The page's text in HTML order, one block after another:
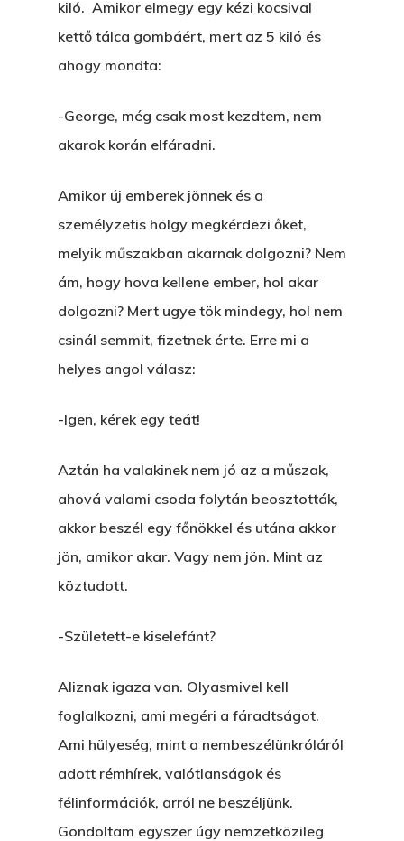
kiló. Amikor elmegy egy kézi kocsival
kettő tálca gombáért, mert az 5 kiló és
ahogy mondta:
-George, még csak most kezdtem, nem
akarok korán elfáradni.
Amikor új emberek jönnek és a
személyzetis hölgy megkérdezi őket,
melyik műszakban akarnak dolgozni? Nem
ám, hogy hova kellene ember, hol akar
dolgozni? Mert ugye tök mindegy, hol nem
csinál semmit, fizetnek érte. Erre mi a
helyes angol válasz:
-Igen, kérek egy teát!
Aztán ha valakinek nem jó az a műszak,
ahová valami csoda folytán beosztották,
akkor beszél egy főnökkel és utána akkor
jön, amikor akar. Vagy nem jön. Mint az
köztudott.
-Született-e kiselefánt?
Aliznak igaza van. Olyasmivel kell
foglalkozni, ami megéri a fáradtságot.
Ami hülyeség, mint a nembeszélünkróláról
adott rémhírek, valótlanságok és
félinformációk, arról ne beszéljünk.
Gondoltam egyszer úgy nemzetközileg
VOLT EGYSZER EGY
A Kaszinó
Párizs És Újra MI
ELMENT A VILLAMOS
EGY BANKOT, ÖDÖN?
Hogyan Tudta Feladni
Kartalherczeghy